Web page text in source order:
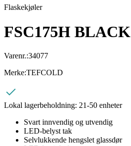
Flaskekjøler
FSC175H BLACK
Varenr.:34077
Merke:TEFCOLD
Lokal lagerbeholdning: 21-50 enheter
Svart innvendig og utvendig
LED-belyst tak
Selvlukkende hengslet glassdør